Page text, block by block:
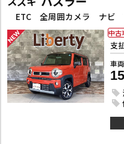
支
車
中古